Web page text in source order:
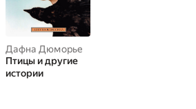
Дафна Дюморье
Птицы и другие
истории